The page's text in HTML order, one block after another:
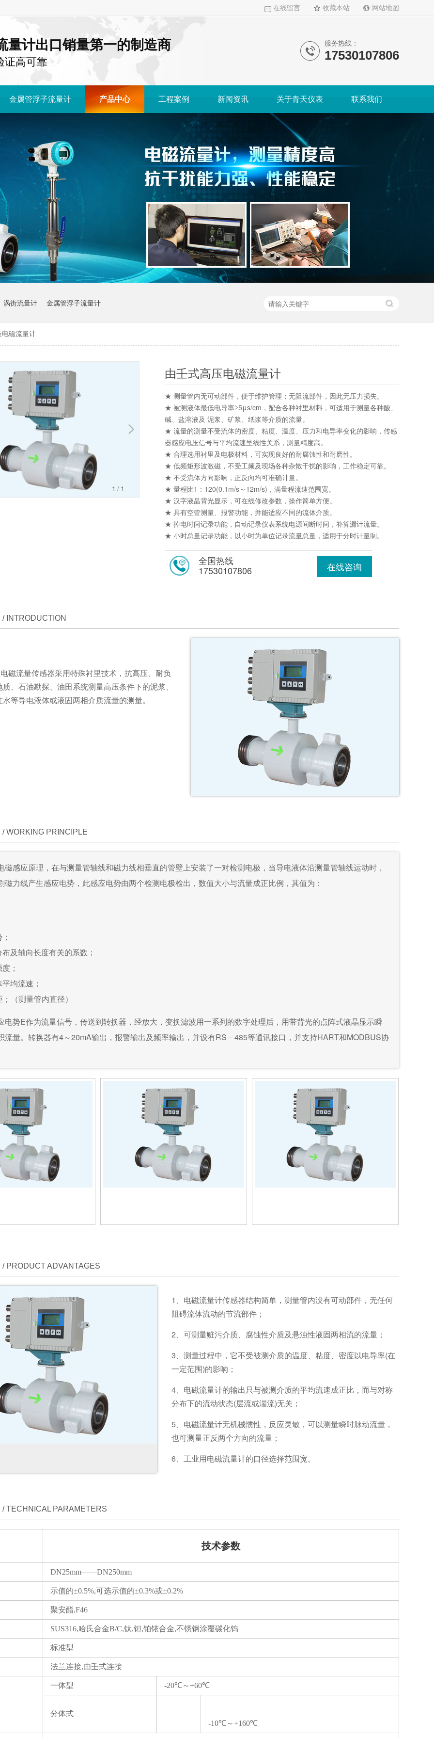
在线留言 收藏本站 网站地图
量计出口销量第一的制造商
证高可靠
服务热线：
17530107806
金属管浮子流量计 产品中心 工程案例 新闻资讯 关于青天仪表 联系我们
涡街流量计 金属管浮子流量计
磁流量计
1 /1
由壬式高压电磁流量计
★ 测量管内无可动部件，便于维护管理；无阻流部件，因此无压力损失。
★ 被测液体最低电导率≥5μs/cm，配合各种衬里材料，可适用于测量各种酸、
碱、盐溶液及 泥浆、矿浆、纸浆等介质的流量。
★ 流量的测量不受流体的密度、粘度、温度、压力和电导率变化的影响，传感
器感应电压信号与平均流速呈线性关系，测量精度高。
★ 合理选用衬里及电极材料，可实现良好的耐腐蚀性和耐磨性。
★ 低频矩形波激磁，不受工频及现场各种杂散干扰的影响，工作稳定可靠。
★ 不受流体方向影响，正反向均可准确计量。
★ 量程比1：120(0.1m/s～12m/s)，满量程流速范围宽。
★ 汉字液晶背光显示，可在线修改参数，操作简单方便。
★ 具有空管测量、报警功能，并能适应不同的流体介质。
★ 掉电时间记录功能，自动记录仪表系统电源间断时间，补算漏计流量。
★ 小时总量记录功能，以小时为单位记录流量总量，适用于分时计量制。
在线咨询
全国热线
17530107806
/ INTRODUCTION
磁流量传感器采用特殊衬里技术，抗高压、耐负
、石油勘探、油田系统测量高压条件下的泥浆、
等导电液体或液固两相介质流量的测量。
/ WORKING PRINCIPLE
磁感应原理，在与测量管轴线和磁力线相垂直的管壁上安装了一对检测电极，当导电液体沿测量管轴线运动时，
磁力线产生感应电势，此感应电势由两个检测电极检出，数值大小与流量成正比例，其值为：
及轴向长度有关的系数；
；
均流速；
（测量管内直径）
电势E作为流量信号，传送到转换器，经放大，变换滤波用一系列的数字处理后，用带背光的点阵式液晶显示瞬
流量。转换器有4～20mA输出，报警输出及频率输出，并设有RS－485等通讯接口，并支持HART和MODBUS协
/ PRODUCT ADVANTAGES
1、电磁流量计传感器结构简单，测量管内没有可动部件，无任何
阻碍流体流动的节流部件；
2、可测量赃污介质、腐蚀性介质及悬浊性液固两相流的流量；
3、测量过程中，它不受被测介质的温度、粘度、密度以电导率(在
一定范围)的影响；
4、电磁流量计的输出只与被测介质的平均流速成正比，而与对称
分布下的流动状态(层流或湍流)无关；
5、电磁流量计无机械惯性，反应灵敏，可以测量瞬时脉动流量，
也可测量正反两个方向的流量；
6、工业用电磁流量计的口径选择范围宽。
/ TECHNICAL PARAMETERS
技术参数
DN25mm——DN250mm
示值的±0.5%,可选示值的±0.3%或±0.2%
聚安酯,F46
SUS316,哈氏合金B/C,钛,钽,铂铱合金,不锈钢涂覆碳化钨
标准型
法兰连接,由壬式连接
一体型 -20℃～+60℃
分体式
-10℃～+160℃